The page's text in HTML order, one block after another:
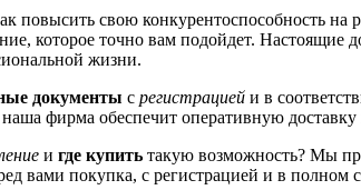
повысить свою конкурентоспособность
которое точно вам подойдет.
жизни.
документы с регистрацией и в
фирма обеспечит оперативную доставку
и где купить такую возможность? Мы
вами покупка, с регистрацией и в полном